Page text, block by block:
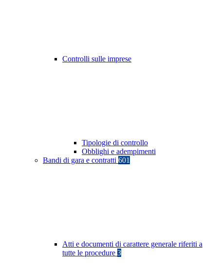
Controlli sulle imprese
Tipologie di controllo
Obblighi e adempimenti
Bandi di gara e contratti 601
Atti e documenti di carattere generale riferiti a
tutte le procedure 3